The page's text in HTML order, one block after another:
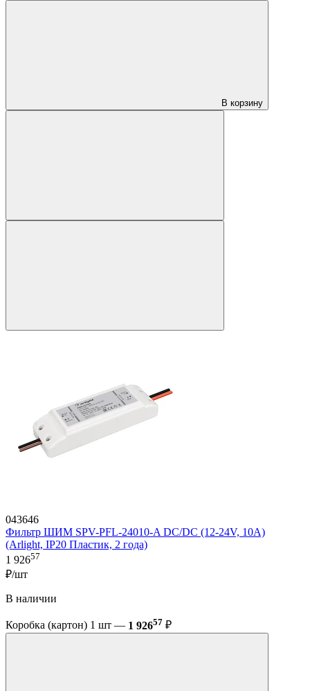
В корзину
043646
Фильтр ШИМ SPV-PFL-24010-A DC/DC (12-24V, 10A)
(Arlight, IP20 Пластик, 2 года)
1 92657
₽/шт
В наличии
Коробка (картон) 1 шт — 1 92657 ₽